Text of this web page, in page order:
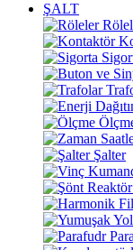
ŞALT
Şalter